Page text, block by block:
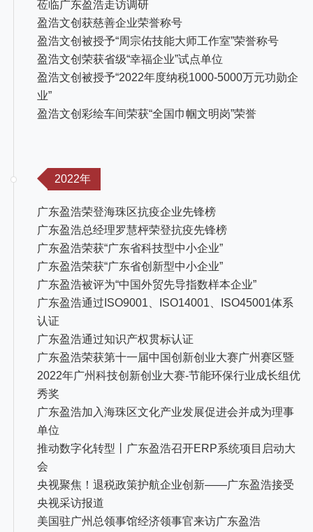
莅临广东盈浩走访调研
盈浩文创获慈善企业荣誉称号
盈浩文创被授予“周宗佑技能大师工作室”荣誉称号
盈浩文创荣获省级“幸福企业”试点单位
盈浩文创被授予“2022年度纳税1000-5000万元功勋企
业”
盈浩文创彩绘车间荣获“全国巾帼文明岗”荣誉
2022年
广东盈浩荣登海珠区抗疫企业先锋榜
广东盈浩总经理罗慧枰荣登抗疫先锋榜
广东盈浩荣获“广东省科技型中小企业”
广东盈浩荣获“广东省创新型中小企业”
广东盈浩被评为“中国外贸先导指数样本企业”
广东盈浩通过ISO9001、ISO14001、ISO45001体系
认证
广东盈浩通过知识产权贯标认证
广东盈浩荣获第十一届中国创新创业大赛广州赛区暨
2022年广州科技创新创业大赛-节能环保行业成长组优
秀奖
广东盈浩加入海珠区文化产业发展促进会并成为理事
单位
推动数字化转型丨广东盈浩召开ERP系统项目启动大
会
央视聚焦！退税政策护航企业创新——广东盈浩接受
央视采访报道
美国驻广州总领事馆经济领事官来访广东盈浩